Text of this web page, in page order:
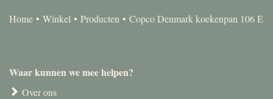
Home Winkel Producten Copco Denmark koekenpan 106 E
Waar kunnen we mee helpen?
Over ons